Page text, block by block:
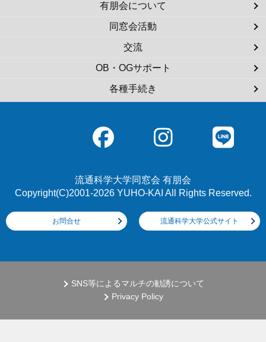
有朋会について
同窓会活動
交流
OB・OGサポート
各種手続き
流通科学大学同窓会 有朋会
Copyright(C)2001-2026 YUHO-KAI All Rights Reserved.
お問合せ 流通科学大学公式サイト
SNS等によるマルチの勧誘について
Privacy Policy